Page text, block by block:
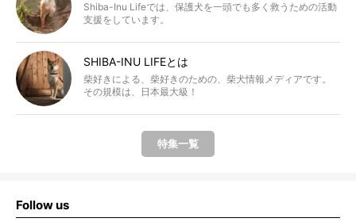
Shiba-Inu Lifeでは、保護犬を一頭でも多く救うための活動
支援をしています。
SHIBA-INU LIFEとは
柴好きによる、柴好きのための、柴犬情報メディアです。
その規模は、日本最大級！
特集一覧
Follow us